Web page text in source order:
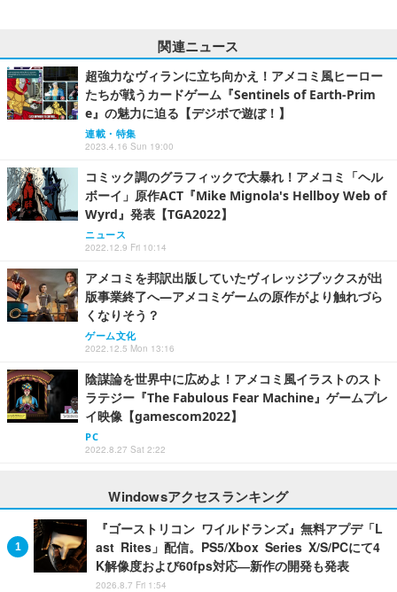
関連ニュース
超強力なヴィランに立ち向かえ！アメコミ風ヒーロー
たちが戦うカードゲーム『Sentinels of Earth-Prim
e』の魅力に迫る【デジボで遊ぼ！】
連載・特集
2023.4.16 Sun 19:00
コミック調のグラフィックで大暴れ！アメコミ「ヘル
ボーイ」原作ACT『Mike Mignola's Hellboy Web of
Wyrd』発表【TGA2022】
ニュース
2022.12.9 Fri 10:14
アメコミを邦訳出版していたヴィレッジブックスが出
版事業終了へ―アメコミゲームの原作がより触れづら
くなりそう？
ゲーム文化
2022.12.5 Mon 13:16
陰謀論を世界中に広めよ！アメコミ風イラストのスト
ラテジー『The Fabulous Fear Machine』ゲームプレ
イ映像【gamescom2022】
PC
2022.8.27 Sat 2:22
Windowsアクセスランキング
『ゴーストリコン ワイルドランズ』無料アプデ「L
ast Rites」配信。PS5/Xbox Series X/S/PCにて4
K解像度および60fps対応―新作の開発も発表
2026.8.7 Fri 1:54